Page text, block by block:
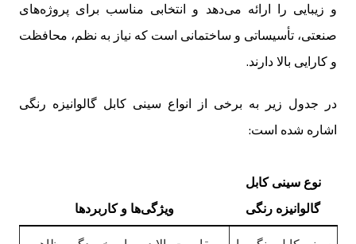
و زیبایی را ارائه می‌دهد و انتخابی مناسب برای پروژه‌های
صنعتی، تأسیساتی و ساختمانی است که نیاز به نظم، محافظت
و کارایی بالا دارند.
در جدول زیر به برخی از انواع سینی کابل گالوانیزه رنگی
اشاره شده است:
نوع سینی کابل
گالوانیزه رنگی
ویژگی‌ها و کاربردها